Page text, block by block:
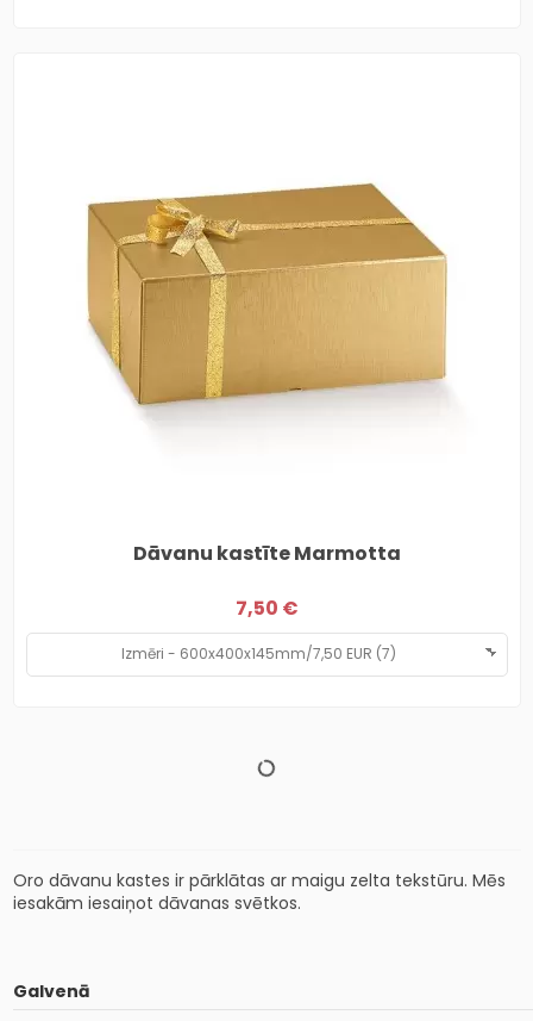
Dāvanu kastīte Marmotta
7,50 €
Oro dāvanu kastes ir pārklātas ar maigu zelta tekstūru. Mēs
iesakām iesaiņot dāvanas svētkos.
Galvenā